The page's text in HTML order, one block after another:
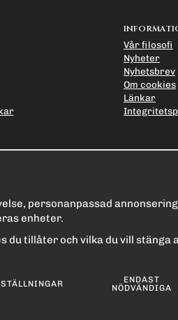
Vår filosofi
Nyheter
Nyhetsbrev
Om cookies
Länkar
personanpassad
enheter.
du tillåter och vilka du vill
ENDAST
NÖDVÄNDIGA